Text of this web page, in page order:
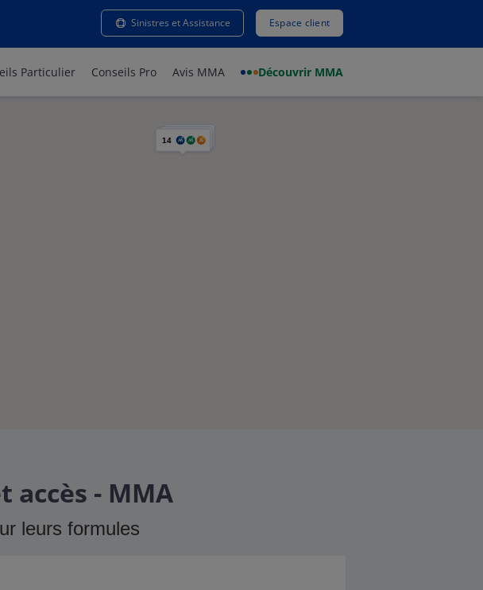
Sinistres et Assistance Espace client
Particulier Conseils Pro Avis MMA Découvrir MMA
14
accès - MMA
leurs formules